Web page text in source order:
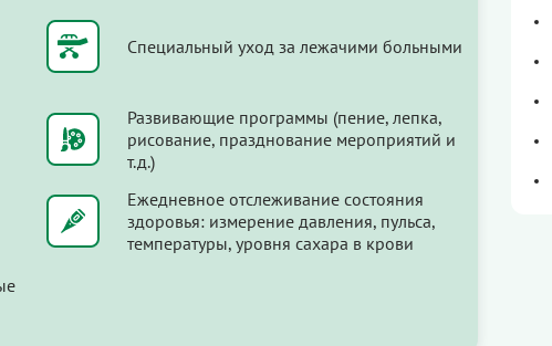
Специальный уход за лежачими больными
Развивающие программы (пение, лепка,
рисование, празднование мероприятий и
т.д.)
Ежедневное отслеживание состояния
здоровья: измерение давления, пульса,
температуры, уровня сахара в крови